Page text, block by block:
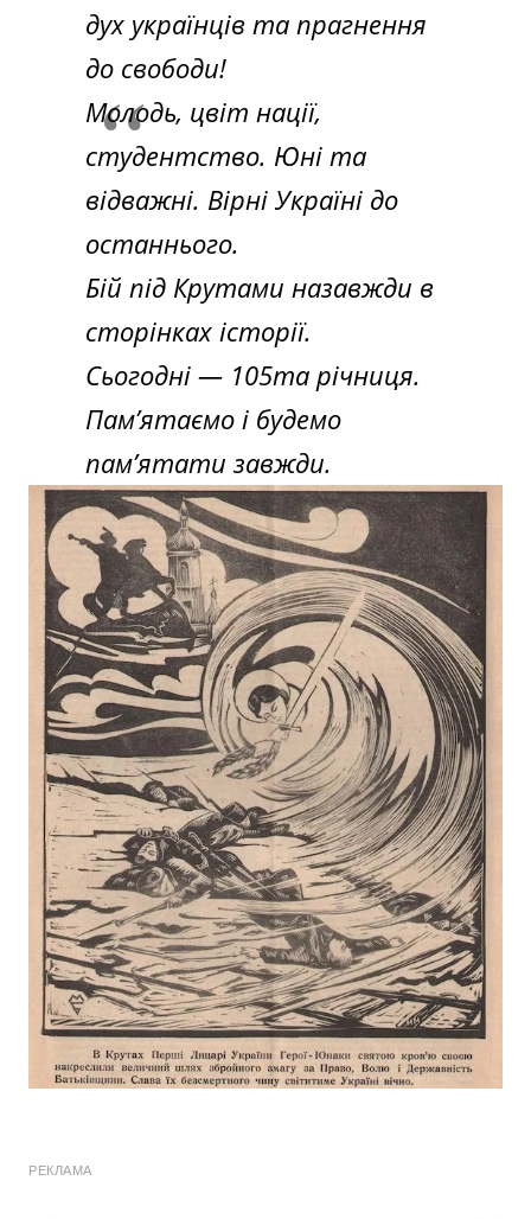
дух українців та прагнення
до свободи!
Молодь, цвіт нації,
студентство. Юні та
відважні. Вірні Україні до
останнього.
Бій під Крутами назавжди в
сторінках історії.
Сьогодні — 105та річниця.
Пам’ятаємо і будемо
пам’ятати завжди.
РЕКЛАМА